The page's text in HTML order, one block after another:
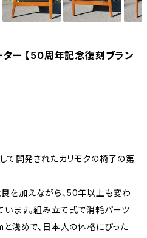
ー 【50周年記念復刻ブラン
て開発されたカリモクの椅子の第
を加えながら、50年以上も変わ
ます。組み立て式で消耗パーツ
浅めで、日本人の体格にぴった